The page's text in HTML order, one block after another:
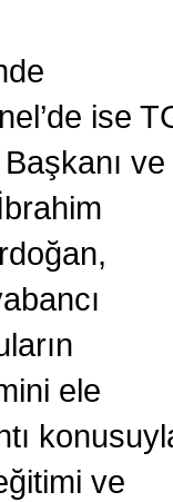
ise
ve
ele
ve